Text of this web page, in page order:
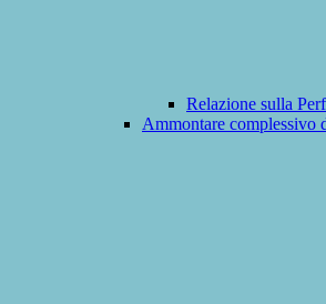
Relazione sulla
Ammontare complessivo